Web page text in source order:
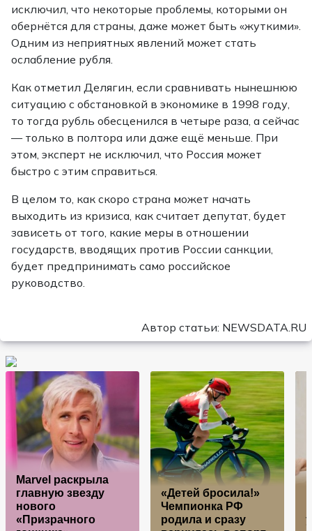
исключил, что некоторые проблемы, которыми он
обернётся для страны, даже может быть «жуткими».
Одним из неприятных явлений может стать
ослабление рубля.
Как отметил Делягин, если сравнивать нынешнюю
ситуацию с обстановкой в экономике в 1998 году,
то тогда рубль обесценился в четыре раза, а сейчас
— только в полтора или даже ещё меньше. При
этом, эксперт не исключил, что Россия может
быстро с этим справиться.
В целом то, как скоро страна может начать
выходить из кризиса, как считает депутат, будет
зависеть от того, какие меры в отношении
государств, вводящих против России санкции,
будет предпринимать само российское
руководство.
Автор статьи: NEWSDATA.RU
Marvel раскрыла
главную звезду
нового
«Призрачного
«Детей бросила!»
Чемпионка РФ
родила и сразу